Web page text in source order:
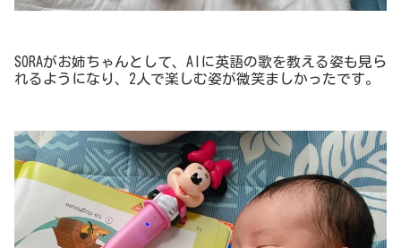
SORAがお姉ちゃんとして、AIに英語の歌を教える姿も見ら
れるようになり、2人で楽しむ姿が微笑ましかったです。